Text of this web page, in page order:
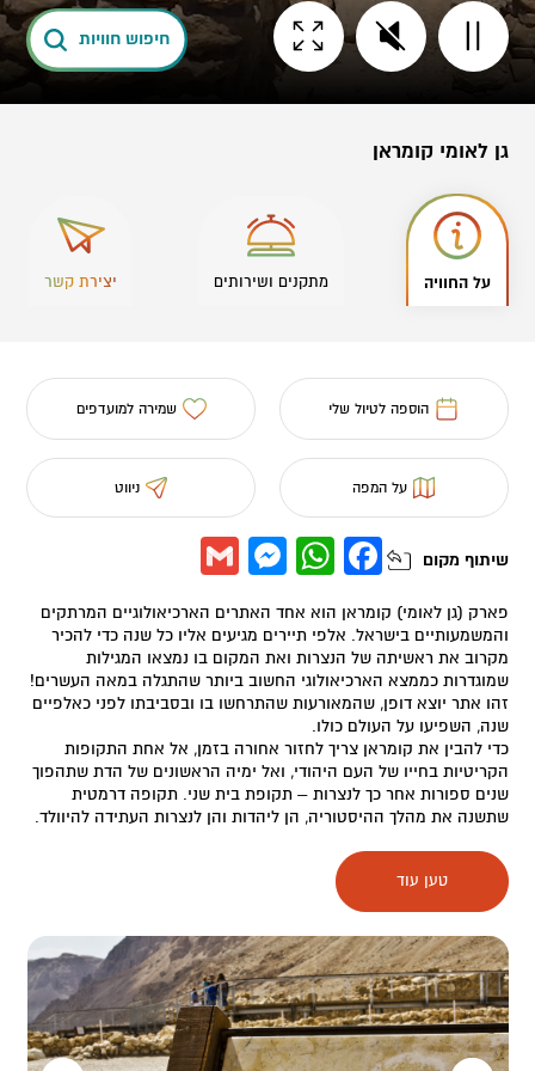
חיפוש חוויות
גן לאומי קומראן
על החוויה מתקנים ושירותים יצירת קשר
הוספה לטיול שלי שמירה למועדפים
על המפה ניווט
שיתוף מקום Facebook
WhatsApp
Messenger
פארק (גן לאומי) קומראן הוא אחד האתרים הארכיאולוגיים המרתקים
והמשמעותיים בישראל. אלפי תיירים מגיעים אליו כל שנה כדי להכיר
מקרוב את ראשיתה של הנצרות ואת המקום בו נמצאו המגילות
שמוגדרות כממצא הארכיאולוגי החשוב ביותר שהתגלה במאה העשרים!
זהו אתר יוצא דופן, שהמאורעות שהתרחשו בו ובסביבתו לפני כאלפיים
שנה, השפיעו על העולם כולו.
כדי להבין את קומראן צריך לחזור אחורה בזמן, אל אחת התקופות
הקריטיות בחייו של העם היהודי, ואל ימיה הראשונים של הדת שתהפוך
שנים ספורות אחר כך לנצרות – תקופת בית שני. תקופה דרמטית
שתשנה את מהלך ההיסטוריה, הן ליהדות והן לנצרות העתידה להיוולד.
נחושים, מגילות ששרדו במדבר אלפי שנים ולידתה של דת חדשה.
הסיפור המדהים הזה שוכן בתוך אחד המקומות היפים ביותר – עם
הפנים אל ים המלח, והגב אל מצוק ההעתקים המשובץ עשרות מערות
מסתוריות. אבל בואו נספר את הסיפור החשוב הזה, לפי הסדר.
האיסיים
לא הרבה ידוע על הכת המסתורית שחיה פה ועל אורח החיים שלה.
אפילו השם שלה לא ממש ברור. בחלק מן המקורות הם מוזכרים
כ"אנשי כת המדבר" או "אנשי היחד", בחלק הם מכונים האיסיים, "כת
טען עוד